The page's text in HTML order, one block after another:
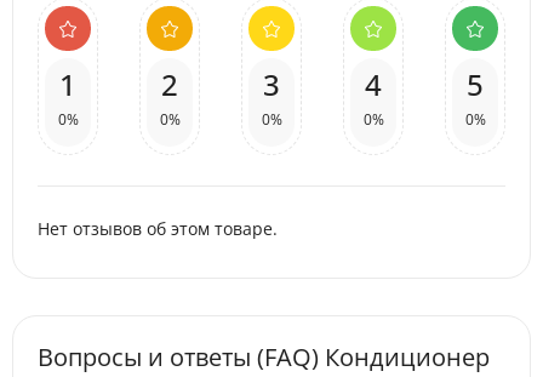
1
0%
2
0%
3
0%
4
0%
5
0%
Нет отзывов об этом товаре.
Вопросы и ответы (FAQ) Кондиционер